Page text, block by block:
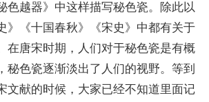
色越器》中这样描写秘色瓷。除此以
》《十国春秋》《宋史》中都有关于
在唐宋时期，人们对于秘色瓷是有概
秘色瓷逐渐淡出了人们的视野。等到
文献的时候，大家已经不知道里面记